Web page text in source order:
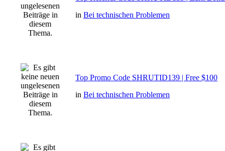
in Bei technischen Problemen
Top Promo Code SHRUTID139 | Free $100
in Bei technischen Problemen